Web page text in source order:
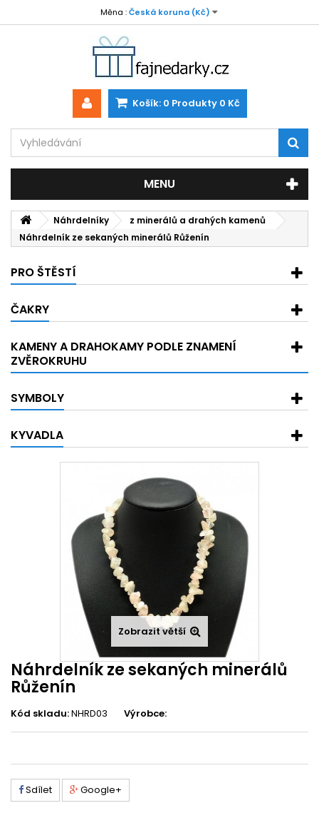
Měna : Česká koruna (Kč)
Košík: 0 Produkty 0 Kč
MENU
Náhrdelníky
z minerálů a drahých kamenů
Náhrdelník ze sekaných minerálů Růženín
PRO ŠTĚSTÍ
ČAKRY
KAMENY A DRAHOKAMY PODLE ZNAMENÍ
ZVĚROKRUHU
SYMBOLY
KYVADLA
Zobrazit větší
Náhrdelník ze sekaných minerálů
Růženín
Kód skladu:NHRD03 Výrobce:
Sdílet Google+